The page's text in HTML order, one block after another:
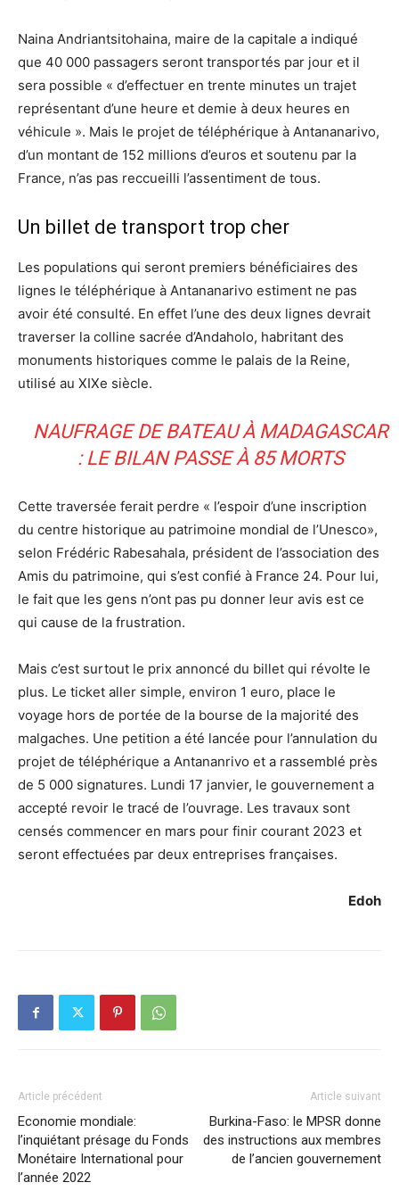
Naina Andriantsitohaina, maire de la capitale a indiqué
que 40 000 passagers seront transportés par jour et il
sera possible « d’effectuer en trente minutes un trajet
représentant d’une heure et demie à deux heures en
véhicule ». Mais le projet de téléphérique à Antananarivo,
d’un montant de 152 millions d’euros et soutenu par la
France, n’as pas reccueilli l’assentiment de tous.
Un billet de transport trop cher
Les populations qui seront premiers bénéficiaires des
lignes le téléphérique à Antananarivo estiment ne pas
avoir été consulté. En effet l’une des deux lignes devrait
traverser la colline sacrée d’Andaholo, habritant des
monuments historiques comme le palais de la Reine,
utilisé au XIXe siècle.
NAUFRAGE DE BATEAU À MADAGASCAR
: LE BILAN PASSE À 85 MORTS
Cette traversée ferait perdre « l’espoir d’une inscription
du centre historique au patrimoine mondial de l’Unesco»,
selon Frédéric Rabesahala, président de l’association des
Amis du patrimoine, qui s’est confié à France 24. Pour lui,
le fait que les gens n’ont pas pu donner leur avis est ce
qui cause de la frustration.
Mais c’est surtout le prix annoncé du billet qui révolte le
plus. Le ticket aller simple, environ 1 euro, place le
voyage hors de portée de la bourse de la majorité des
malgaches. Une petition a été lancée pour l’annulation du
projet de téléphérique a Antananrivo et a rassemblé près
de 5 000 signatures. Lundi 17 janvier, le gouvernement a
accepté revoir le tracé de l’ouvrage. Les travaux sont
censés commencer en mars pour finir courant 2023 et
seront effectuées par deux entreprises françaises.
Edoh
Article précédent
Economie mondiale:
l’inquiétant présage du Fonds
Monétaire International pour
l’année 2022
Article suivant
Burkina-Faso: le MPSR donne
des instructions aux membres
de l’ancien gouvernement